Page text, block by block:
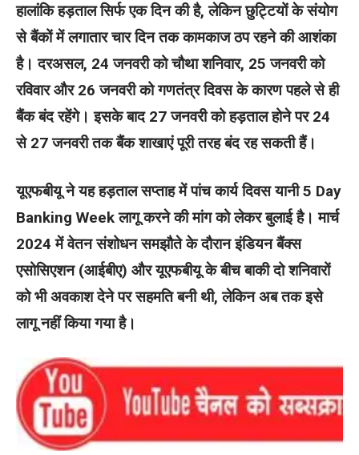
हालांकि हड़ताल सिर्फ एक दिन की है, लेकिन छुट्टियों के संयोग
से बैंकों में लगातार चार दिन तक कामकाज ठप रहने की आशंका
है। दरअसल, 24 जनवरी को चौथा शनिवार, 25 जनवरी को
रविवार और 26 जनवरी को गणतंत्र दिवस के कारण पहले से ही
बैंक बंद रहेंगे। इसके बाद 27 जनवरी को हड़ताल होने पर 24
से 27 जनवरी तक बैंक शाखाएं पूरी तरह बंद रह सकती हैं।
यूएफबीयू ने यह हड़ताल सप्ताह में पांच कार्य दिवस यानी 5 Day
Banking Week लागू करने की मांग को लेकर बुलाई है। मार्च
2024 में वेतन संशोधन समझौते के दौरान इंडियन बैंक्स
एसोसिएशन (आईबीए) और यूएफबीयू के बीच बाकी दो शनिवारों
को भी अवकाश देने पर सहमति बनी थी, लेकिन अब तक इसे
लागू नहीं किया गया है।